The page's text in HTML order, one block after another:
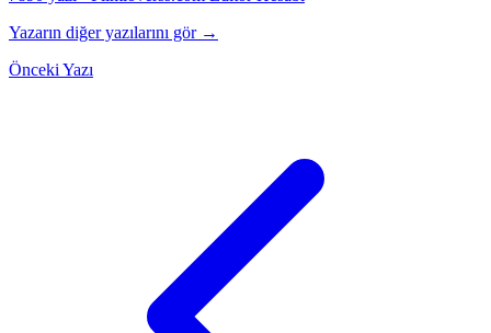
Yazarın diğer yazılarını gör →
Önceki Yazı